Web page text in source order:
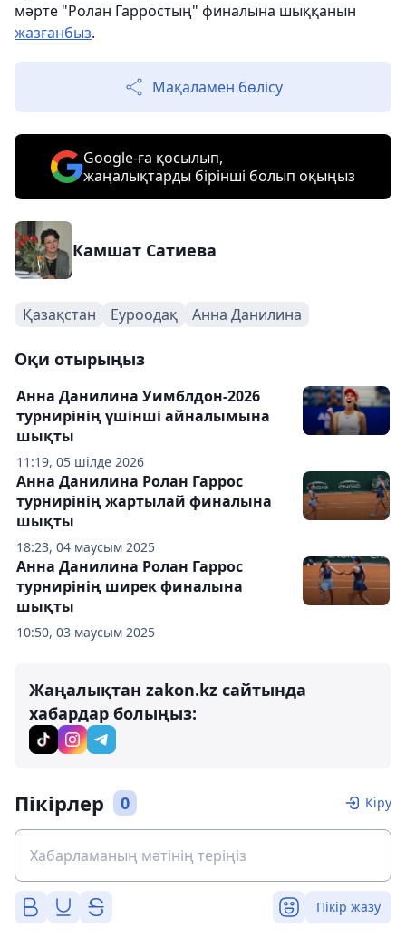
мәрте "Ролан Гарростың" финалына шыққанын
жазғанбыз.
Мақаламен бөлісу
Google-ға қосылып,
жаңалықтарды бірінші болып оқыңыз
Камшат Сатиева
Қазақстан Еуроодақ Анна Данилина
Оқи отырыңыз
11:19, 05 шілде 2026
Анна Данилина Уимблдон-2026
турнирінің үшінші айналымына
шықты
18:23, 04 маусым 2025
Анна Данилина Ролан Гаррос
турнирінің жартылай финалына
шықты
10:50, 03 маусым 2025
Анна Данилина Ролан Гаррос
турнирінің ширек финалына
шықты
Жаңалықтан zakon.kz сайтында
хабардар болыңыз:
Пікірлер 0 Кіру
Пікір жазу